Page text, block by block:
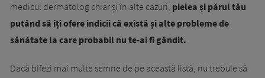
medicul dermatolog chiar și în alte cazuri, pielea și părul tău
putând să îți ofere indicii că există și alte probleme de
sănătate la care probabil nu te-ai fi gândit.
Dacă bifezi mai multe semne de pe această listă, nu trebuie să